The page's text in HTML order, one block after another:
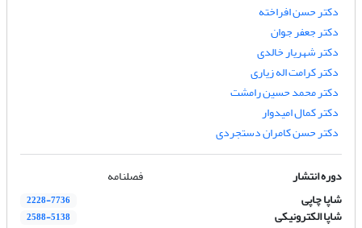
دکتر حسن افراخته
دکتر جعفر جوان
دکتر شهریار خالدی
دکتر کرامت اله زیاری
دکتر محمد حسین رامشت
دکتر کمال امیدوار
دکتر حسن کامران دستجردی
دوره انتشار
فصلنامه
شاپا چاپی
2228-7736
شاپا الکترونیکی 2588-5138